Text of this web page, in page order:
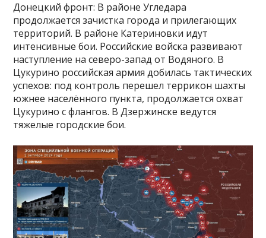
Донецкий фронт: В районе Угледара
продолжается зачистка города и прилегающих
территорий. В районе Катериновки идут
интенсивные бои. Российские войска развивают
наступление на северо-запад от Водяного. В
Цукурино российская армия добилась тактических
успехов: под контроль перешел террикон шахты
южнее населённого пункта, продолжается охват
Цукурино с флангов. В Дзержинске ведутся
тяжелые городские бои.